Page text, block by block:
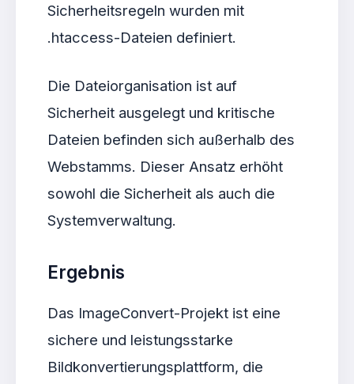
Sicherheitsregeln wurden mit
.htaccess-Dateien definiert.
Die Dateiorganisation ist auf
Sicherheit ausgelegt und kritische
Dateien befinden sich außerhalb des
Webstamms. Dieser Ansatz erhöht
sowohl die Sicherheit als auch die
Systemverwaltung.
Ergebnis
Das ImageConvert-Projekt ist eine
sichere und leistungsstarke
Bildkonvertierungsplattform, die